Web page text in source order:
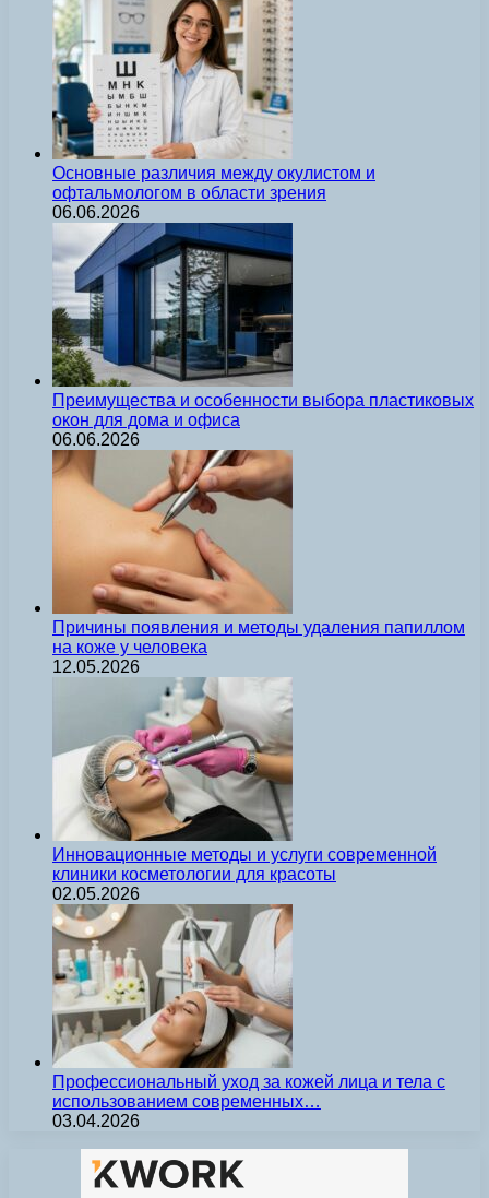
Основные различия между окулистом и
офтальмологом в области зрения
06.06.2026
Преимущества и особенности выбора пластиковых
окон для дома и офиса
06.06.2026
Причины появления и методы удаления папиллом
на коже у человека
12.05.2026
Инновационные методы и услуги современной
клиники косметологии для красоты
02.05.2026
Профессиональный уход за кожей лица и тела с
использованием современных…
03.04.2026